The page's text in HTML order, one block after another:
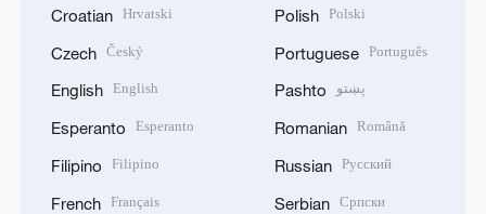
Croatian Hrvatski
Czech Český
English English
Esperanto Esperanto
Filipino Filipino
French Français
Polish Polski
Portuguese Português
Pashto پښتو
Romanian Română
Russian Русский
Serbian Српски